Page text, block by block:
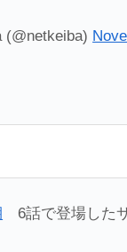
6話で登場した